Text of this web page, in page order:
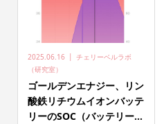
2025.06.16
チェリーベルラボ
（研究室）
ゴールデンエナジー、リン
酸鉄リチウムイオンバッテ
リーのSOC（バッテリー...